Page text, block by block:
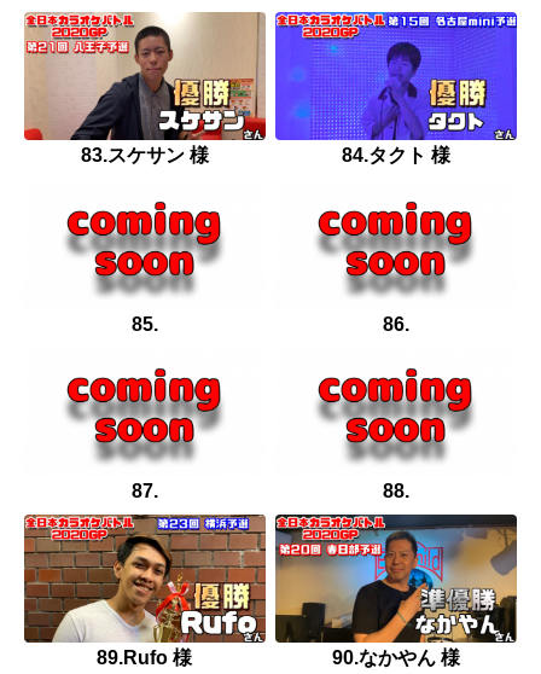
83.スケサン 様 84.タクト 様
85. 86.
87. 88.
89.Rufo 様 90.なかやん 様